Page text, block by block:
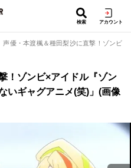
検索 アカウント
声優・本渡楓＆種田梨沙に直撃！ゾンビ×
！ゾンビ×アイドル『ゾン
いギャグアニメ(笑)」(画像